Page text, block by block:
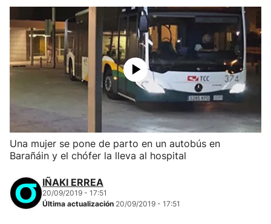
Una mujer se pone de parto en un autobús en
Barañáin y el chófer la lleva al hospital
IÑAKI ERREA
20/09/2019 - 17:51
Última actualización 20/09/2019 - 17:51